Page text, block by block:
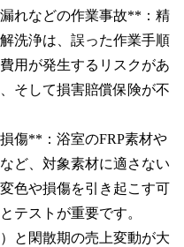
れなどの作業事故**：精
洗浄は、誤った作業手順
用が発生するリスクがあ
そして損害賠償保険が不
傷**：浴室のFRP素材や
ど、対象素材に適さない
色や損傷を引き起こす可
テストが重要です。
と閑散期の売上変動が大